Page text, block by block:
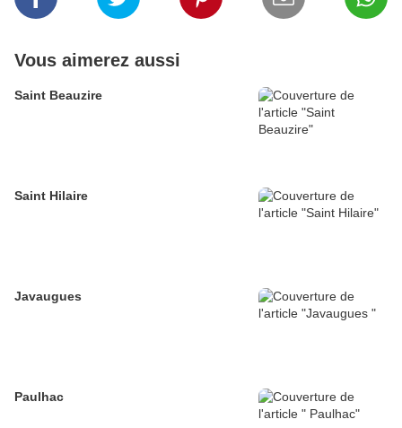
Vous aimerez aussi
Saint Beauzire
Saint Hilaire
Javaugues
Paulhac